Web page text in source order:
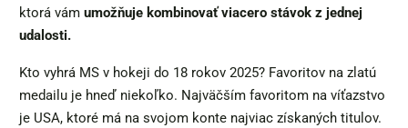
ktorá vám umožňuje kombinovať viacero stávok z jednej
udalosti.
Kto vyhrá MS v hokeji do 18 rokov 2025? Favoritov na zlatú
medailu je hneď niekoľko. Najväčším favoritom na víťazstvo
je USA, ktoré má na svojom konte najviac získaných titulov.